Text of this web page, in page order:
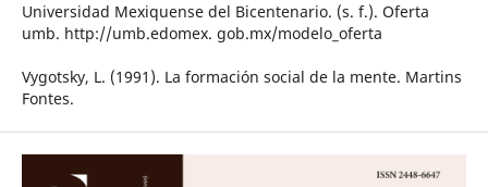
Universidad Mexiquense del Bicentenario. (s. f.). Oferta
umb. http://umb.edomex. gob.mx/modelo_oferta
Vygotsky, L. (1991). La formación social de la mente. Martins
Fontes.